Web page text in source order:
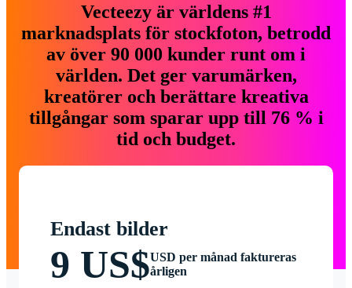
Vecteezy är världens #1
marknadsplats för stockfoton, betrodd
av över 90 000 kunder runt om i
världen. Det ger varumärken,
kreatörer och berättare kreativa
tillgångar som sparar upp till 76 % i
tid och budget.
Endast bilder
9 US$USD per månad faktureras
årligen